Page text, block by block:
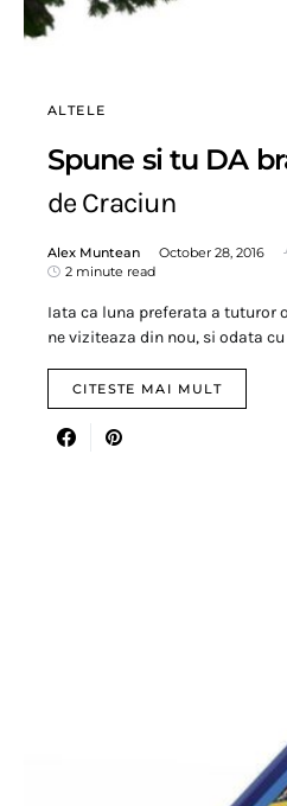
ALTELE
Spune si tu DA
de Craciun
Alex Muntean October 28, 2016
2 minute read
Iata ca luna preferata a tuturor
ne viziteaza din nou, si odata
CITESTE MAI MULT